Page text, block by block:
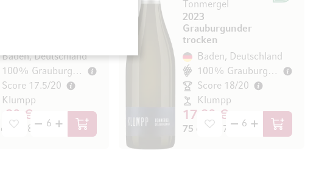
Baden, Deutschland
100% Grauburgunder
Score 17.5/20
Klumpp
€
(15,87 € / l) In den Warenkorb
Tonmergel
2023
Grauburgunder
trocken
Baden, Deutschland
100% Grauburgunder
Score 18/20
Klumpp
17,80 €
75 cl (23,73 € / l) In den